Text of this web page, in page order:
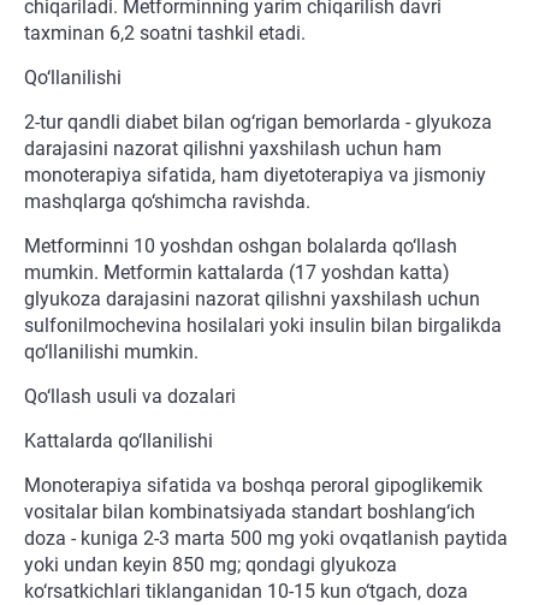
chiqariladi. Metforminning yarim chiqarilish davri
taxminan 6,2 soatni tashkil etadi.
Qo‘llanilishi
2-tur qandli diabet bilan og‘rigan bemorlarda - glyukoza
darajasini nazorat qilishni yaxshilash uchun ham
monoterapiya sifatida, ham diyetoterapiya va jismoniy
mashqlarga qo‘shimcha ravishda.
Metforminni 10 yoshdan oshgan bolalarda qo‘llash
mumkin. Metformin kattalarda (17 yoshdan katta)
glyukoza darajasini nazorat qilishni yaxshilash uchun
sulfonilmochevina hosilalari yoki insulin bilan birgalikda
qo‘llanilishi mumkin.
Qo‘llash usuli va dozalari
Kattalarda qo‘llanilishi
Monoterapiya sifatida va boshqa peroral gipoglikemik
vositalar bilan kombinatsiyada standart boshlang‘ich
doza - kuniga 2-3 marta 500 mg yoki ovqatlanish paytida
yoki undan keyin 850 mg; qondagi glyukoza
ko‘rsatkichlari tiklanganidan 10-15 kun o‘tgach, doza